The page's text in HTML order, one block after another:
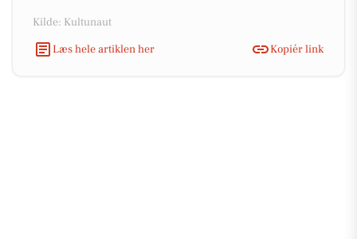
Kilde: Kultunaut
Læs hele artiklen her
Kopiér link